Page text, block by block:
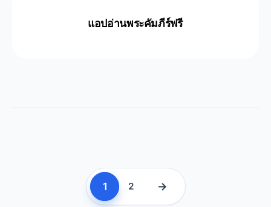
แอปอ่านพระคัมภีร์ฟรี
1 2 →